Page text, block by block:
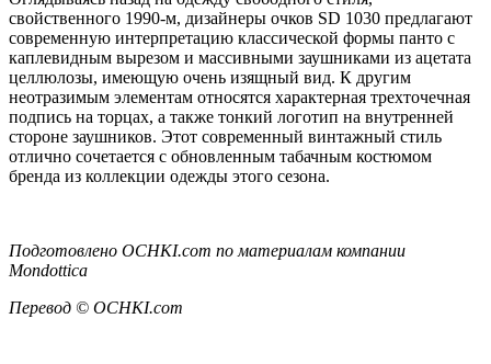
свойственного 1990-м, дизайнеры очков SD 1030 предлагают
современную интерпретацию классической формы панто с
каплевидным вырезом и массивными заушниками из ацетата
целлюлозы, имеющую очень изящный вид. К другим
неотразимым элементам относятся характерная трехточечная
подпись на торцах, а также тонкий логотип на внутренней
стороне заушников. Этот современный винтажный стиль
отлично сочетается с обновленным табачным костюмом
бренда из коллекции одежды этого сезона.
Подготовлено OCHKI.com по материалам компании
Mondottica
Перевод © OCHKI.com